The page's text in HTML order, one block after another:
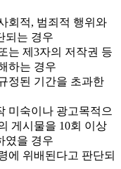
회적, 범죄적 행위와
되는 경우
는 제3자의 저작권 등
하는 경우
정된 기간을 초과한
미숙이나 광고목적으
게시물을 10회 이상
였을 경우
에 위배된다고 판단되